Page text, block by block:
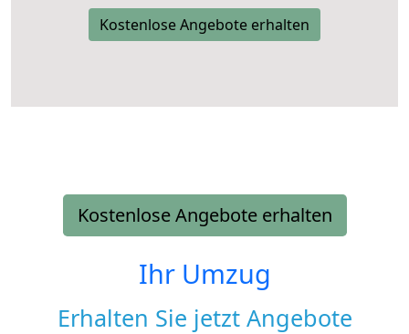
Kostenlose Angebote erhalten
Kostenlose Angebote erhalten
Ihr Umzug
Erhalten Sie jetzt Angebote